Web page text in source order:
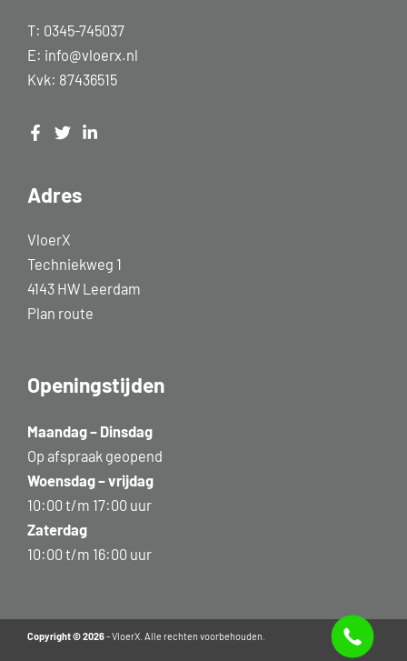
T: 0345-745037
E: info@vloerx.nl
Kvk: 87436515
Adres
VloerX
Techniekweg 1
4143 HW Leerdam
Plan route
Openingstijden
Maandag – Dinsdag
Op afspraak geopend
Woensdag – vrijdag
10:00 t/m 17:00 uur
Zaterdag
10:00 t/m 16:00 uur
Copyright © 2026- VloerX. Alle rechten voorbehouden.